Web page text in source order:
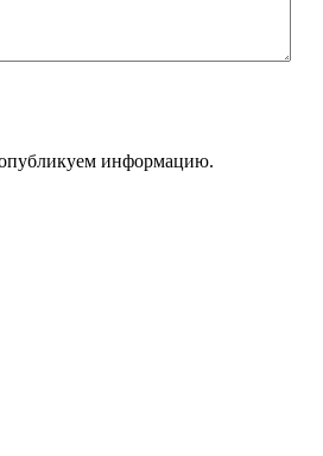
информацию.